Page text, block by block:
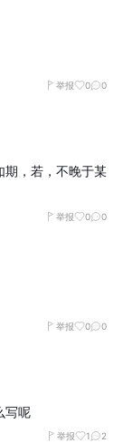
举报 0 0
期，若，不晚于某
举报 0 0
举报 0 0
写呢
举报 1 2